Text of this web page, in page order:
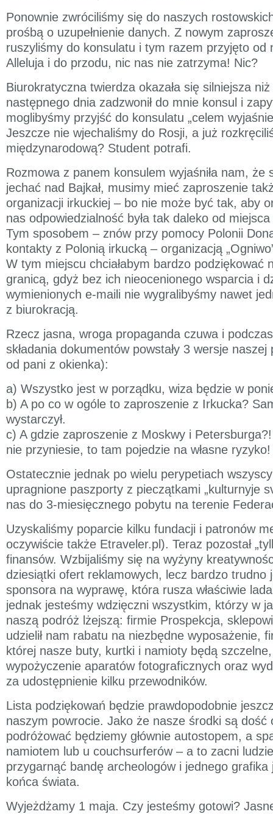
Ponownie zwróciliśmy się do naszych
prośbą o uzupełnienie danych. Z nowym
ruszyliśmy do konsulatu i tym razem przyjęto od
Alleluja i do przodu, nic nas nie zatrzyma! Nic?
Biurokratyczna twierdza okazała się silniejsza
następnego dnia zadzwonił do mnie konsul i
moglibyśmy przyjść do konsulatu „celem
Jeszcze nie wjechaliśmy do Rosji, a już
międzynarodową? Student potrafi.
Rozmowa z panem konsulem wyjaśniła nam, że
jechać nad Bajkał, musimy mieć zaproszenie
organizacji irkuckiej – bo nie może być tak, aby
nas odpowiedzialność była tak daleko od
Tym sposobem – znów przy pomocy Polonii
kontakty z Polonią irkucką – organizacją
W tym miejscu chciałabym bardzo podziękować
granicą, gdyż bez ich nieocenionego wsparcia i
wymienionych e-maili nie wygralibyśmy nawet
z biurokracją.
Rzecz jasna, wroga propaganda czuwa i
składania dokumentów powstały 3 wersje naszej
od pani z okienka):
a) Wszystko jest w porządku, wiza będzie w
b) A po co w ogóle to zaproszenie z Irkucka?
wystarczył.
c) A gdzie zaproszenie z Moskwy i
nie przyniesie, to tam pojedzie na własne ryzyko!
Ostatecznie jednak po wielu perypetiach
upragnione paszporty z pieczątkami „kulturnyje
nas do 3-miesięcznego pobytu na terenie
Uzyskaliśmy poparcie kilku fundacji i patronów
oczywiście także Etraveler.pl). Teraz pozostał
finansów. Wzbijaliśmy się na wyżyny
dziesiątki ofert reklamowych, lecz bardzo trudno
sponsora na wyprawę, która rusza właściwie
jednak jesteśmy wdzięczni wszystkim, którzy w
naszą podróż lżejszą: firmie Prospekcja,
udzielił nam rabatu na niezbędne wyposażenie,
której nasze buty, kurtki i namioty będą
wypożyczenie aparatów fotograficznych oraz
za udostępnienie kilku przewodników.
Lista podziękowań będzie prawdopodobnie
naszym powrocie. Jako że nasze środki są dość
podróżować będziemy głównie autostopem, a
namiotem lub u couchsurferów – a to zacni
przygarnąć bandę archeologów i jednego
końca świata.
Wyjeżdżamy 1 maja. Czy jesteśmy gotowi?